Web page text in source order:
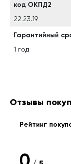
код ОКПД2
22.23.19
Гарантийный
1 год
Отзывы
Рейтинг